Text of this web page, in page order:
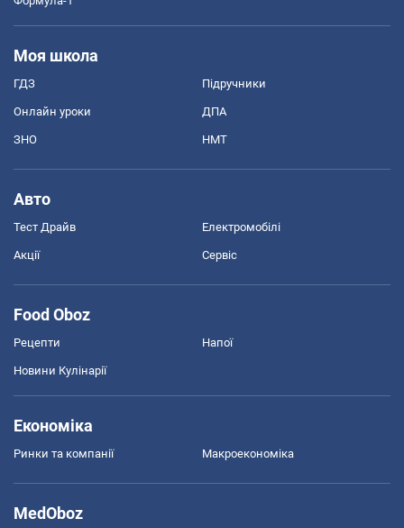
Моя школа
ГДЗ Підручники
Онлайн уроки ДПА
ЗНО НМТ
Авто
Тест Драйв Електромобілі
Акції Сервіс
Food Oboz
Рецепти Напої
Новини Кулінарії
Економіка
Ринки та компанії Макроекономіка
MedOboz